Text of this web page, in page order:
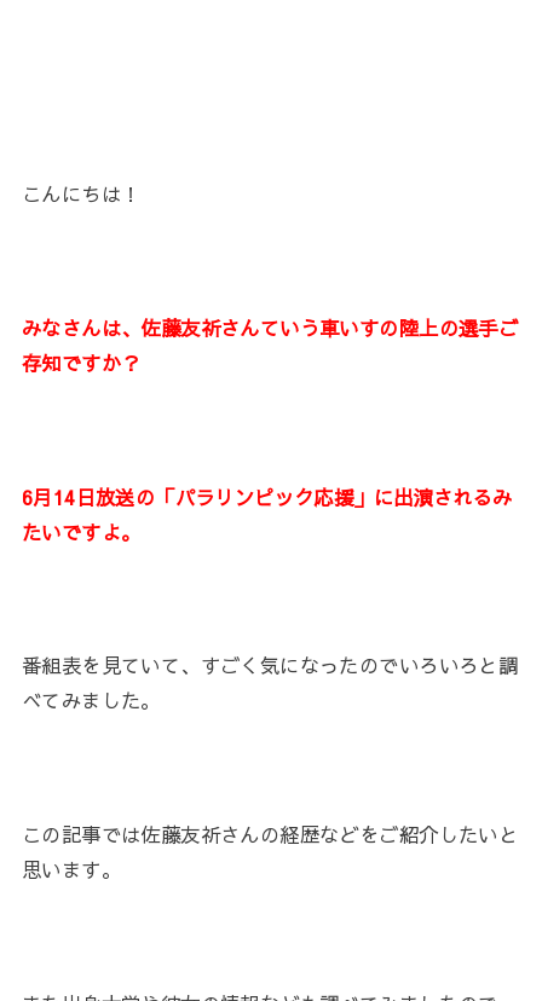
こんにちは！
みなさんは、佐藤友祈さんていう車いすの陸上の選手ご
存知ですか？
6月14日放送の「パラリンピック応援」に出演されるみ
たいですよ。
番組表を見ていて、すごく気になったのでいろいろと調
べてみました。
この記事では佐藤友祈さんの経歴などをご紹介したいと
思います。